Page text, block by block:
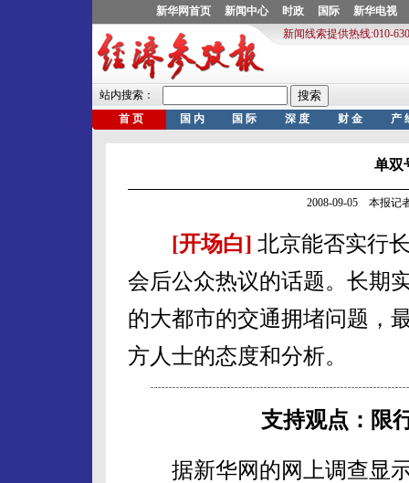
单双
2008-09-05 本报记
[开场白] 北京能否实行
会后公众热议的话题。长期
的大都市的交通拥堵问题，
方人士的态度和分析。
支持观点：限
据新华网的网上调查显示